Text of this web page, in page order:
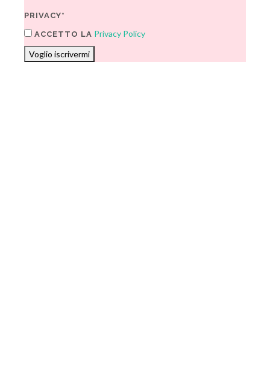
PRIVACY*
ACCETTO LA Privacy Policy
Voglio iscrivermi